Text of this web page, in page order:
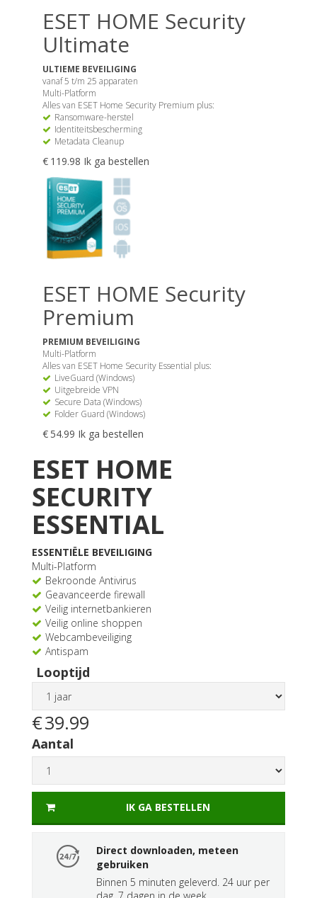
ESET HOME Security
Ultimate
ULTIEME BEVEILIGING
vanaf 5 t/m 25 apparaten
Multi-Platform
Alles van ESET Home Security Premium plus:
Ransomware-herstel
Identiteitsbescherming
Metadata Cleanup
€ 119.98 Ik ga bestellen
worden
op
ESET HOME Security
Premium
PREMIUM BEVEILIGING
Multi-Platform
Alles van ESET Home Security Essential plus:
LiveGuard (Windows)
Uitgebreide VPN
Secure Data (Windows)
Folder Guard (Windows)
€ 54.99 Ik ga bestellen
heeft
meerdere
variaties.
Deze
optie
kan
gekozen
worden
de
productpagina
ESET HOME
SECURITY
ESSENTIAL
ESSENTIËLE BEVEILIGING
Multi-Platform
Bekroonde Antivirus
Geavanceerde firewall
Veilig internetbankieren
Veilig online shoppen
Webcambeveiliging
Antispam
Looptijd
€39.99
Aantal
IK GA BESTELLEN
Direct downloaden, meteen
gebruiken
Binnen 5 minuten geleverd. 24 uur per